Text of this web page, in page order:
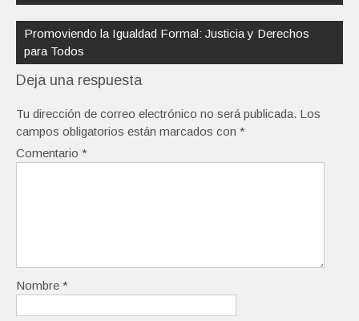
Promoviendo la Igualdad Formal: Justicia y Derechos
para Todos
Deja una respuesta
Tu dirección de correo electrónico no será publicada. Los
campos obligatorios están marcados con *
Comentario *
Nombre *